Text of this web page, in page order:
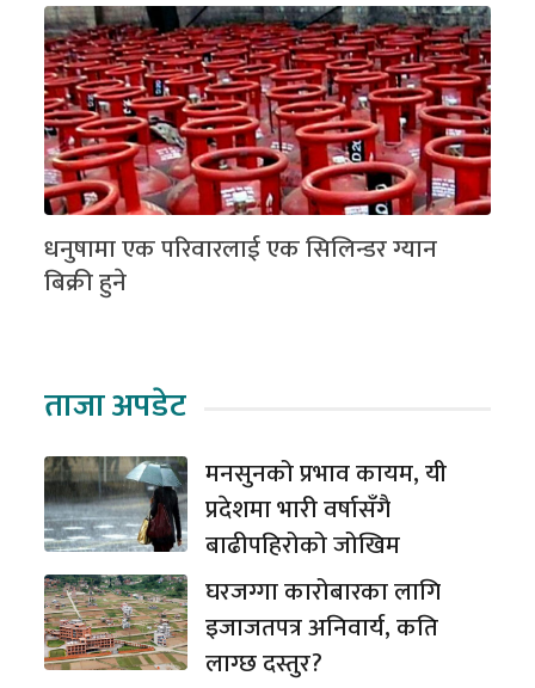
धनुषामा एक परिवारलाई एक सिलिन्डर ग्यान
बिक्री हुने
ताजा अपडेट
मनसुनको प्रभाव कायम, यी
प्रदेशमा भारी वर्षासँगै
बाढीपहिरोको जोखिम
घरजग्गा कारोबारका लागि
इजाजतपत्र अनिवार्य, कति
लाग्छ दस्तुर?